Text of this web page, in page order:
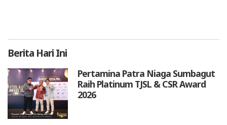
Berita Hari Ini
Pertamina Patra Niaga Sumbagut
Raih Platinum TJSL & CSR Award
2026